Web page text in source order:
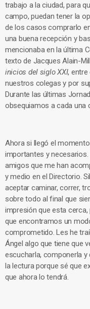
trabajo a la ciudad, para
campo, puedan tener la
de los casos comprarlo
una buena recepción y
mencionaba en la última
texto de Jacques Alain-
inicios del siglo XXI,
nuestros colegas y por
Durante las últimas
obsequiamos a cada una
Ahora si llegó el
importantes y
amigos que me han
y medio en el Directorio.
aceptar caminar, correr,
sobre todo al final que
impresión que esta cerca,
que encontramos un
comprometido. Les he
Ángel algo que tiene que
escucharla, componerla y
la lectura porque sé que
que ahora lo tendrá.